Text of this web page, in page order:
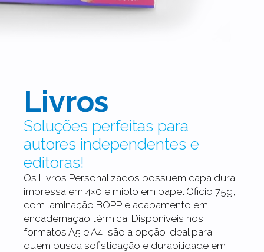
Livros
Soluções perfeitas para
autores independentes e
editoras!
Os Livros Personalizados possuem capa dura
impressa em 4×0 e miolo em papel Oficio 75g,
com laminação BOPP e acabamento em
encadernação térmica. Disponíveis nos
formatos A5 e A4, são a opção ideal para
quem busca sofisticação e durabilidade em